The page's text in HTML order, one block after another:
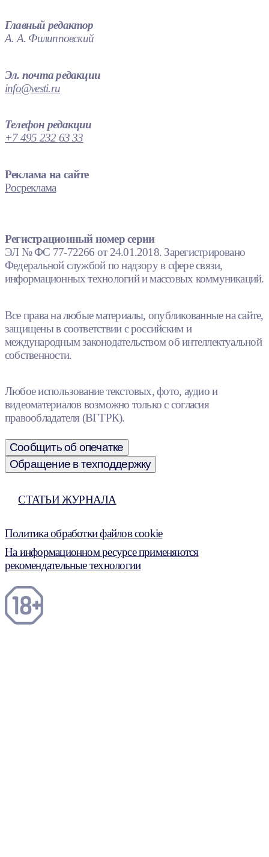
Главный редактор
А. А. Филипповский
Эл. почта редакции
info@vesti.ru
Телефон редакции
+7 495 232 63 33
Реклама на сайте
Росреклама
Регистрационный номер серии
ЭЛ № ФС 77-72266 от 24.01.2018. Зарегистрировано
Федеральной службой по надзору в сфере связи,
информационных технологий и массовых коммуникаций.
Все права на любые материалы, опубликованные на сайте,
защищены в соответствии с российским и
международным законодательством об интеллектуальной
собственности.
Любое использование текстовых, фото, аудио и
видеоматериалов возможно только с согласия
правообладателя (ВГТРК).
Сообщить об опечатке
Обращение в техподдержку
СТАТЬИ ЖУРНАЛА
Политика обработки файлов cookie
На информационном ресурсе применяются
рекомендательные технологии